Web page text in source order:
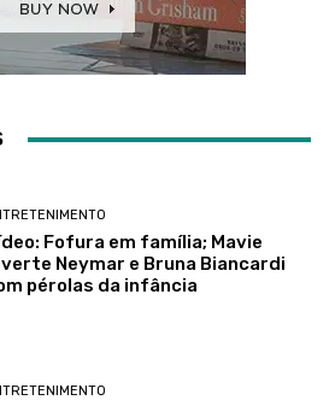
Fofura em família; Mavie
Neymar e Bruna Biancardi
pérolas da infância